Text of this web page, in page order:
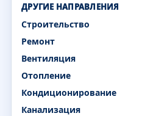
ДРУГИЕ НАПРАВЛЕНИЯ
Строительство
Ремонт
Вентиляция
Отопление
Кондиционирование
Канализация